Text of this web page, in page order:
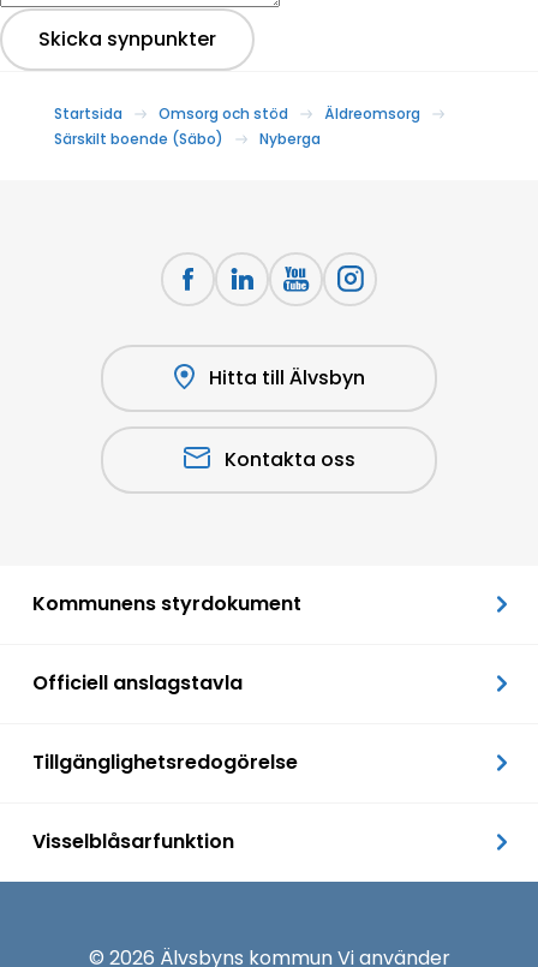
Skicka synpunkter
Startsida Omsorg och stöd
Äldreomsorg
Särskilt boende (Säbo)
Nyberga
Hitta till Älvsbyn
Kontakta oss
Kommunens styrdokument
Officiell anslagstavla
Tillgänglighetsredogörelse
Visselblåsarfunktion
© 2026 Älvsbyns kommun Vi använder